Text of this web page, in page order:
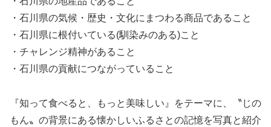
・石川県の気候・歴史・文化にまつわる商品であること
・石川県に根付いている(馴染みのある)こと
・チャレンジ精神があること
・石川県の貢献につながっていること
『知って食べると、もっと美味しい』をテーマに、〝じの
もん〟の背景にある懐かしいふるさとの記憶を写真と紹介